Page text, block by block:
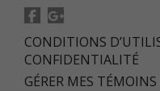
CONDITIONS
CONFIDENTIALITÉ
GÉRER MES TÉMOINS